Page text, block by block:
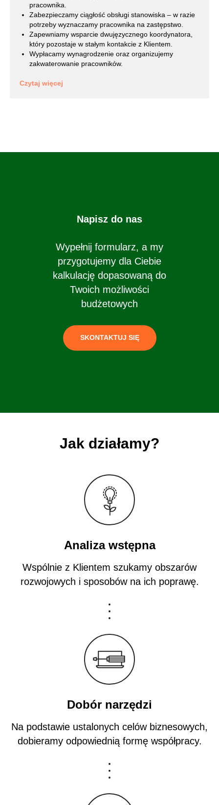
pracownika.
Zabezpieczamy ciągłość obsługi stanowiska – w razie
potrzeby wyznaczamy pracownika na zastępstwo.
Zapewniamy wsparcie dwujęzycznego koordynatora,
który pozostaje w stałym kontakcie z Klientem.
Wypłacamy wynagrodzenie oraz organizujemy
zakwaterowanie pracowników.
Czytaj więcej
Wypełnij formularz, a my
przygotujemy dla Ciebie
kalkulację dopasowaną do
Twoich możliwości
budżetowych
SKONTAKTUJ SIĘ
Napisz do nas
Jak działamy?
Analiza wstępna
Wspólnie z Klientem szukamy obszarów
rozwojowych i sposobów na ich poprawę.
Dobór narzędzi
Na podstawie ustalonych celów biznesowych,
dobieramy odpowiednią formę współpracy.